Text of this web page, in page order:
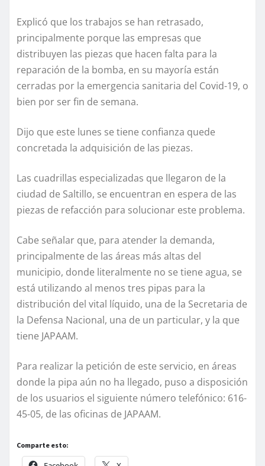
Explicó que los trabajos se han retrasado,
principalmente porque las empresas que
distribuyen las piezas que hacen falta para la
reparación de la bomba, en su mayoría están
cerradas por la emergencia sanitaria del Covid-19, o
bien por ser fin de semana.
Dijo que este lunes se tiene confianza quede
concretada la adquisición de las piezas.
Las cuadrillas especializadas que llegaron de la
ciudad de Saltillo, se encuentran en espera de las
piezas de refacción para solucionar este problema.
Cabe señalar que, para atender la demanda,
principalmente de las áreas más altas del
municipio, donde literalmente no se tiene agua, se
está utilizando al menos tres pipas para la
distribución del vital líquido, una de la Secretaria de
la Defensa Nacional, una de un particular, y la que
tiene JAPAAM.
Para realizar la petición de este servicio, en áreas
donde la pipa aún no ha llegado, puso a disposición
de los usuarios el siguiente número telefónico: 616-
45-05, de las oficinas de JAPAAM.
Comparte esto: